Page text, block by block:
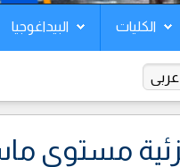
الكليات البيداغوجيا